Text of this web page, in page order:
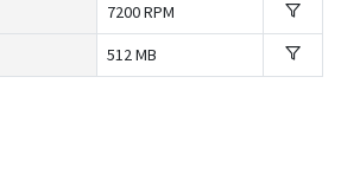
7200 RPM
512 MB